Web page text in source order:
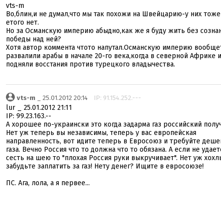
vts-m
Во,блин,и не думал,что мы так похожи на Швейцарию-у них тоже
етого нет.
Но за Османскую империю абыдно,как же я буду жить без
победы над ней?
Хотя автор коммента чтото напутал.Османскую империю
развалили арабы в начале 20-го века,когда в северной Африке
подняли восстания против турецкого владычества.
vts-m _ 25.01.2012 20:14 IP: 91.154.252.---
lur _ 25.01.2012 21:11
IP: 99.23.163.--
А хорошее по-украински это когда задарма газ российский
Нет уж теперь вы независимы, теперь у вас европейская
направленность, вот идите теперь в Евросоюз и требуйте
газа. Вечно Россия что то должна что то обязана. А если не
сесть на шею то "плохая Россия руки выкручивает". Нет уж
забудьте заплатить за газ! Нету денег? Ищите в евросоюзе!
ПС. Ага, лола, а я первее...